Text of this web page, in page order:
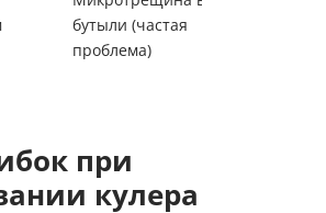
бутыли (частая
проблема)
при
кулера